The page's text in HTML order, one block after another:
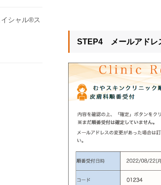
STEP4 メールアドレ
イシャル®ス